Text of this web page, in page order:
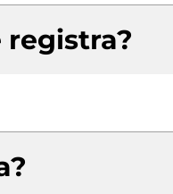
registra?